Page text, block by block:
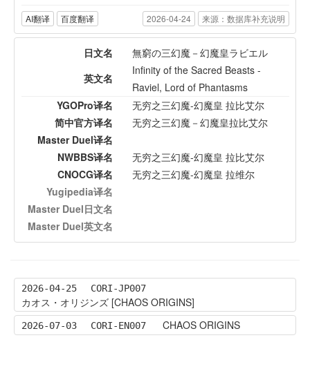
AI翻译 百度翻译 2026-04-24 来源：数据库补充说明
日文名
無窮の三幻魔－幻魔皇ラビエル
英文名
Infinity of the Sacred Beasts -
Raviel, Lord of Phantasms
YGOPro译名
无穷之三幻魔-幻魔皇 拉比艾尔
简中官方译名
无穷之三幻魔－幻魔皇拉比艾尔
Master Duel译名
NWBBS译名
无穷之三幻魔-幻魔皇 拉比艾尔
CNOCG译名
无穷之三幻魔-幻魔皇 拉维尔
Yugipedia译名
Master Duel日文名
Master Duel英文名
2026-04-25 CORI-JP007
カオス・オリジンズ [CHAOS ORIGINS]
2026-07-03 CORI-EN007 CHAOS ORIGINS